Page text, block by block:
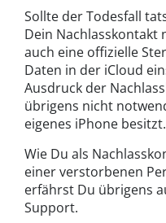
Sollte der Todesfall
Dein Nachlasskontakt
auch eine offizielle
Daten in der iCloud
Ausdruck der
übrigens nicht
eigenes iPhone besitzt.
Wie Du als
einer verstorbenen
erfährst Du übrigens
Support.